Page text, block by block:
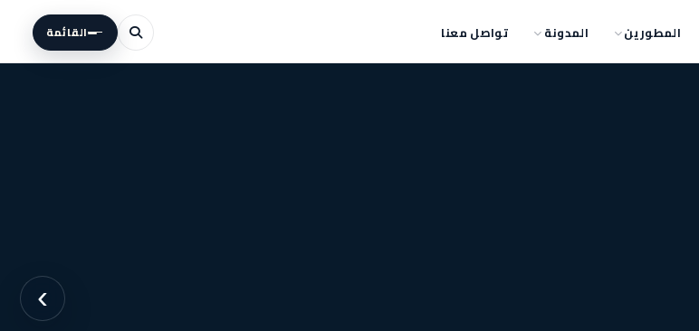
المطورين المدونة تواصل معنا القائمة
›